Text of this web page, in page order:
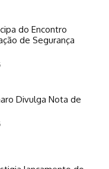
do Encontro
de Segurança
Divulga Nota de